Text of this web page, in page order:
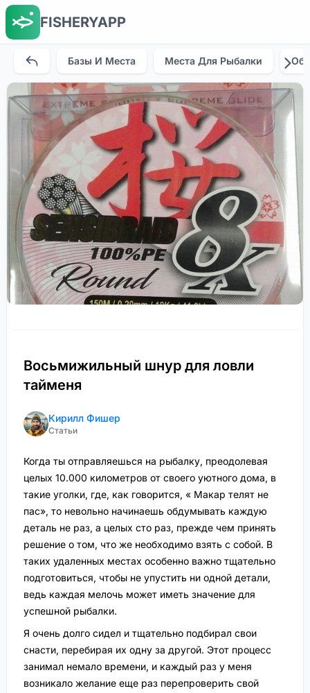
FISHERYAPP
Базы И Места Места Для Рыбалки
Восьмижильный шнур для ловли
тайменя
Кирилл Фишер
Статьи
Когда ты отправляешься на рыбалку, преодолевая
целых 10.000 километров от своего уютного дома, в
такие уголки, где, как говорится, « Макар телят не
пас», то невольно начинаешь обдумывать каждую
деталь не раз, а целых сто раз, прежде чем принять
решение о том, что же необходимо взять с собой. В
таких удаленных местах особенно важно тщательно
подготовиться, чтобы не упустить ни одной детали,
ведь каждая мелочь может иметь значение для
успешной рыбалки.
Я очень долго сидел и тщательно подбирал свои
снасти, перебирая их одну за другой. Этот процесс
занимал немало времени, и каждый раз у меня
возникало желание еще раз перепроверить свой